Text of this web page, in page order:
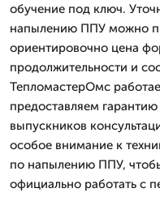
обучение под ключ.
напылению ППУ можно
ориентировочно цена
продолжительности и
ТепломастерОмс
предоставляем
выпускников
особое внимание к
по напылению ППУ,
официально работать с